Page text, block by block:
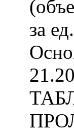
за